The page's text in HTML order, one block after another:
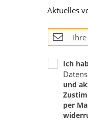
Aktuelles
Ich
und
per